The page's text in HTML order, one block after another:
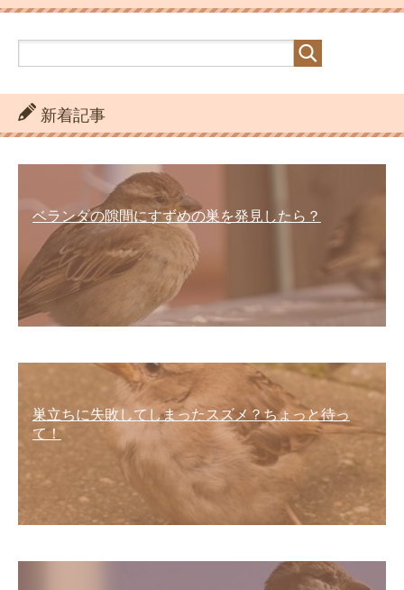
新着記事
ベランダの隙間にすずめの巣を発見したら？
巣立ちに失敗してしまったスズメ？ちょっと待っ
て！